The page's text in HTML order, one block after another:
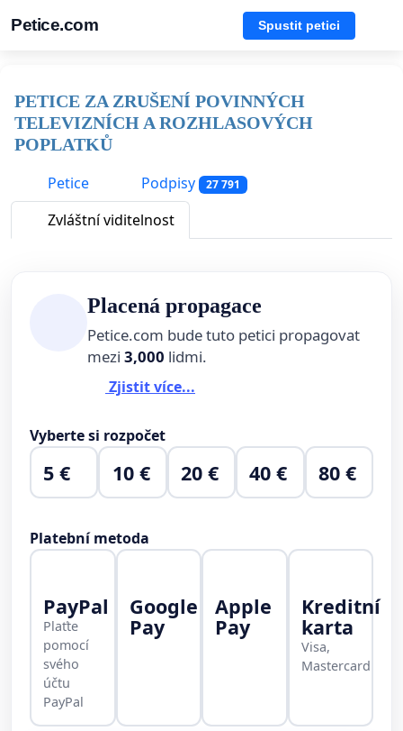
Petice.com Spustit petici
PETICE ZA ZRUŠENÍ POVINNÝCH
TELEVIZNÍCH A ROZHLASOVÝCH
POPLATKŮ
Petice
Podpisy 27 791
Zvláštní viditelnost
Placená propagace
Petice.com bude tuto petici propagovat
mezi 3,000 lidmi.
Zjistit více...
Vyberte si rozpočet
5 € 10 € 20 € 40 € 80 €
Platební metoda
PayPal
Plaťte
pomocí
svého
účtu
PayPal
Google
Pay
Apple
Pay
Kreditní
karta
Visa,
Mastercard